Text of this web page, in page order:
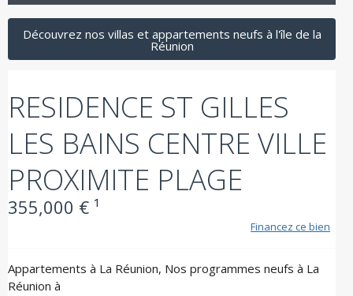
Découvrez nos villas et appartements neufs à l'île de la
Réunion
RESIDENCE ST GILLES
LES BAINS CENTRE VILLE
PROXIMITE PLAGE
355,000 € ¹
Financez ce bien
Appartements à La Réunion, Nos programmes neufs à La
Réunion à